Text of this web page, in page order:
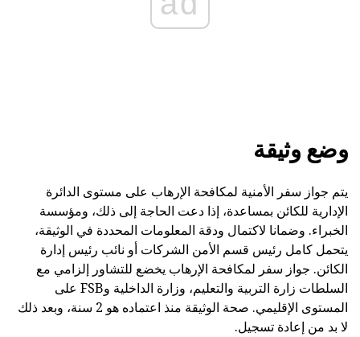
وضع وثيقة
يتم جواز سفر الأمنية لمكافحة الإرهاب على مستوى الدائرة
الإدارية للكائن بمساعدة، إذا دعت الحاجة إلى ذلك، ومؤسسة
الخبراء. وضمانا لاكتمال ودقة المعلومات المحددة في الوثيقة،
يتحمل كامل رئيس قسم الأمن الشركات أو نائب رئيس إدارة
الكائن. جواز سفر لمكافحة الإرهاب يخضع للتشاور إلزامي مع
السلطات زارة التربية والتعليم، وزارة الداخلية وFSB على
المستوى الإقليمي. صحة الوثيقة منذ اعتماده هو 2 سنة، وبعد ذلك
لا بد من إعادة تسجيل.